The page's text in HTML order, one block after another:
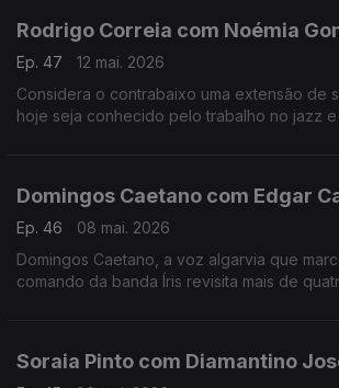
Rodrigo Correia com Noémia
Ep. 47
12 mai. 2026
Considera o contrabaixo uma extensão de
hoje seja conhecido pelo trabalho no jazz e com nomes como
Domingos Caetano com Edgar
Ep. 46
08 mai. 2026
Domingos Caetano, a voz algarvia que
comando da banda Íris revisita mais de
Soraia Pinto com Diamantino